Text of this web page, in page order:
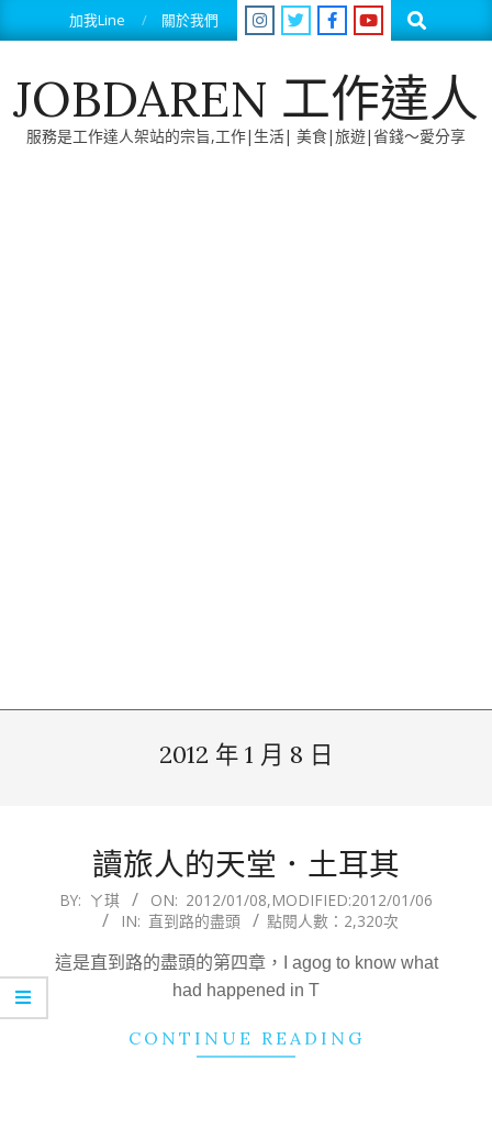
to
加我Line 關於我們 Search
JOBDAREN 工作達人
服務是工作達人架站的宗旨,工作|生活| 美食|旅遊|省錢～愛分享
2012 年 1 月 8 日
讀旅人的天堂．土耳其
2012-
08
BY: ㄚ琪 ON: 2012/01/08,MODIFIED:2012/01/06
IN: 直到路的盡頭 點閱人數：2,320次
這是直到路的盡頭的第四章，I agog to know what
had happened in T
CONTINUE READING